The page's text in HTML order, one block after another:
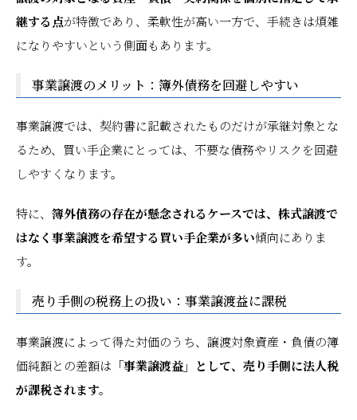
継する点が特徴であり、柔軟性が高い一方で、手続きは煩雑
になりやすいという側面もあります。
事業譲渡のメリット：簿外債務を回避しやすい
事業譲渡では、契約書に記載されたものだけが承継対象とな
るため、買い手企業にとっては、不要な債務やリスクを回避
しやすくなります。
特に、 簿外債務の存在が懸念されるケースでは、株式譲渡で
はなく事業譲渡を希望する買い手企業が多い傾向にありま
す。
売り手側の税務上の扱い：事業譲渡益に課税
事業譲渡によって得た対価のうち、譲渡対象資産・負債の簿
価純額との差額は 「事業譲渡益」として、売り手側に法人税
が課税されます。